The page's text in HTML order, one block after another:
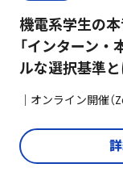
機電系学生の本
「インターン
ルな選択基準と
｜オンライン開催（